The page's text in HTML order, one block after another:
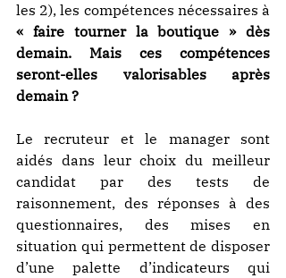
« faire tourner la boutique » dès
demain. Mais ces compétences
seront-elles valorisables après
demain ?
Le recruteur et le manager sont
aidés dans leur choix du meilleur
candidat par des tests de
raisonnement, des réponses à des
questionnaires, des mises en
situation qui permettent de disposer
d’une palette d’indicateurs qui